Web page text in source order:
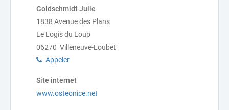
Goldschmidt Julie
1838 Avenue des Plans
Le Logis du Loup
06270 Villeneuve-Loubet
Appeler
Site internet
www.osteonice.net